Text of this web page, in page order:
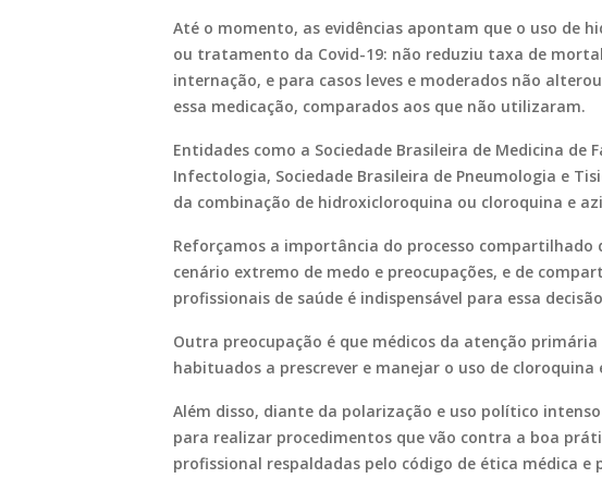
Até o momento, as evidências apontam que o uso de
ou tratamento da Covid-19: não reduziu taxa de
internação, e para casos leves e moderados não
essa medicação, comparados aos que não utilizaram.
Entidades como a Sociedade Brasileira de Medicina de
Infectologia, Sociedade Brasileira de Pneumologia e
da combinação de hidroxicloroquina ou cloroquina e
Reforçamos a importância do processo compartilhado
cenário extremo de medo e preocupações, e de
profissionais de saúde é indispensável para essa
Outra preocupação é que médicos da atenção
habituados a prescrever e manejar o uso de
Além disso, diante da polarização e uso político
para realizar procedimentos que vão contra a boa
profissional respaldadas pelo código de ética médica e